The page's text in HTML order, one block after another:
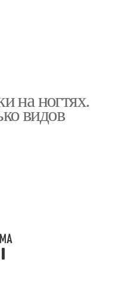
на ногтях.
видов